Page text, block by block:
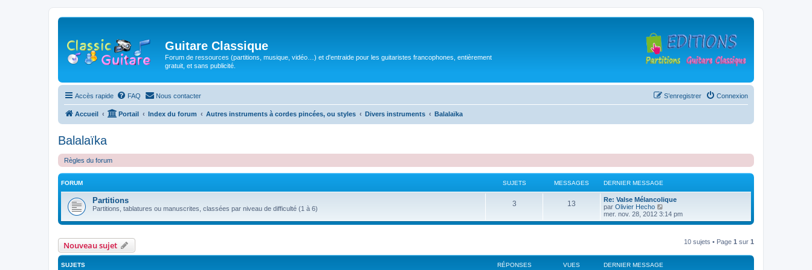
Guitare Classique
Forum de ressources (partitions, musique, vidéo…) et d'entraide pour les guitaristes francophones, entièrement
gratuit, et sans publicité.
Accès rapide FAQ Nous contacter Connexion
S’enregistrer
Accueil Portail Index du forum Autres instruments à cordes pincées, ou styles Divers instruments Balalaïka
Balalaïka
Règles du forum
FORUM SUJETS MESSAGES DERNIER MESSAGE
Partitions
Partitions, tablatures ou manuscrites, classées par niveau de difficulté (1 à 6)
3S
t
13
a
D
e
r
n
e
s
Re: Valse Mélancolique
par Olivier Hecho
o
i
e
mer. nov. 28, 2012 3:14 pm
Nouveau sujet 10 sujets • Page 1 sur 1
SUJETS RÉPONSES VUES DERNIER MESSAGE